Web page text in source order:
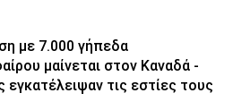
με 7.000 γήπεδα
μαίνεται στον Καναδά -
εγκατέλειψαν τις εστίες τους